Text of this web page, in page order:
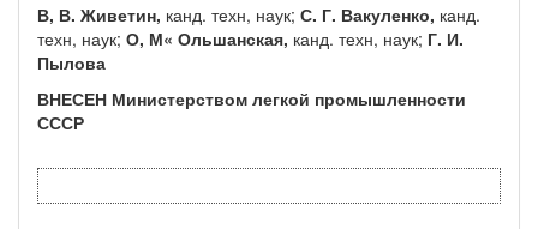
В, В. Живетин, канд. техн, наук; С. Г. Вакуленко, канд.
техн, наук; О, М« Ольшанская, канд. техн, наук; Г. И.
Пылова
ВНЕСЕН Министерством легкой промышленности
СССР